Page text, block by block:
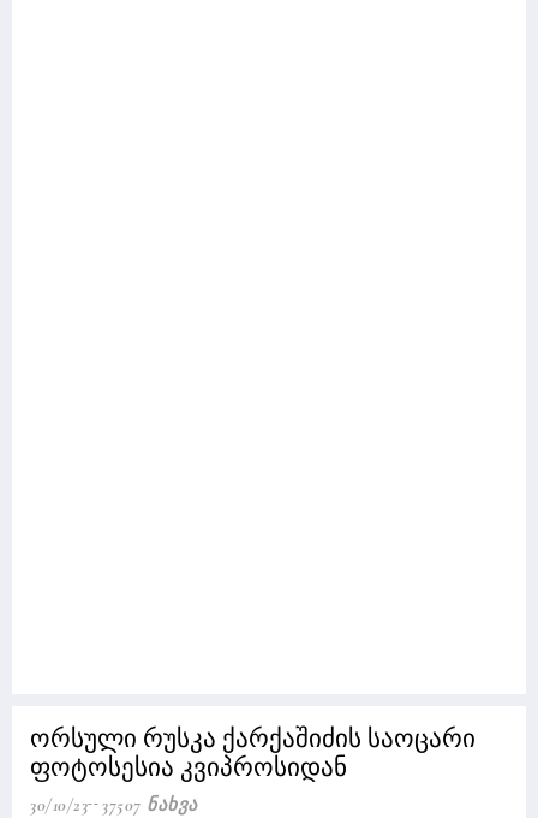
ორსული რუსკა ქარქაშიძის საოცარი
ფოტოსესია კვიპროსიდან
30/10/23 37507 Ნახვა